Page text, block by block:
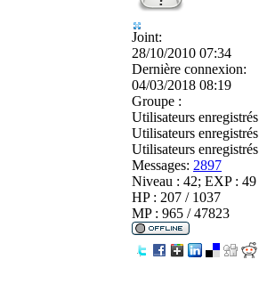
Joint:
28/10/2010 07:34
Dernière connexion:
04/03/2018 08:19
Groupe :
Utilisateurs enregistrés
Utilisateurs enregistrés
Utilisateurs enregistrés
Messages: 2897
Niveau : 42; EXP : 49
HP : 207 / 1037
MP : 965 / 47823